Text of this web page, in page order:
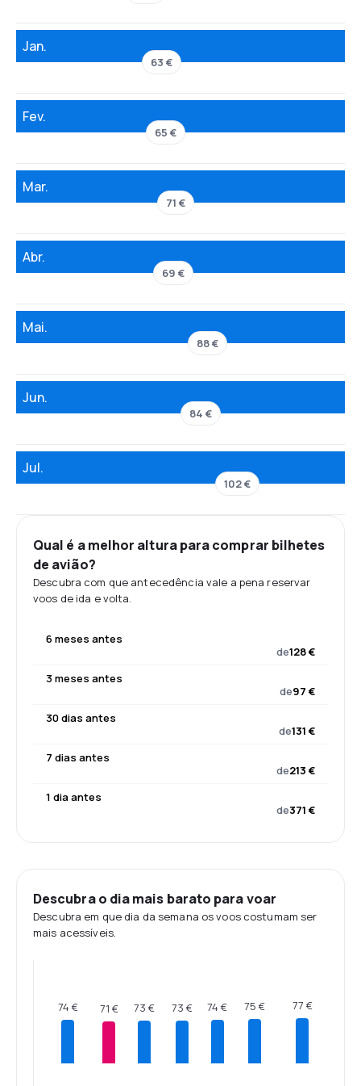
Jan.
63 €
Fev.
65 €
Mar.
71 €
Abr.
69 €
Mai.
88 €
Jun.
84 €
Jul.
102 €
Qual é a melhor altura para comprar bilhetes
de avião?
Descubra com que antecedência vale a pena reservar
voos de ida e volta.
6 meses antes
de128 €
3 meses antes
de97 €
30 dias antes
de131 €
7 dias antes
de213 €
1 dia antes
de371 €
Descubra o dia mais barato para voar
Descubra em que dia da semana os voos costumam ser
mais acessíveis.
74 € 71 € 73 € 73 € 74 € 75 € 77 €